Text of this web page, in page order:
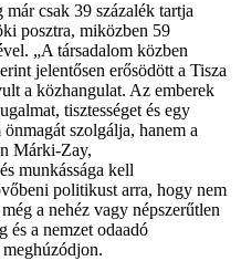
csak 39 százalék tartja
posztra, miközben 59
„A társadalom közben
jelentősen erősödött a Tisza
a közhangulat. Az emberek
tisztességet és egy
szolgálja, hanem a
Márki-Zay,
munkássága kell
politikust arra, hogy nem
a nehéz vagy népszerűtlen
és a nemzet odaadó